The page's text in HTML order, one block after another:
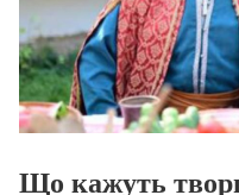
Що кажуть